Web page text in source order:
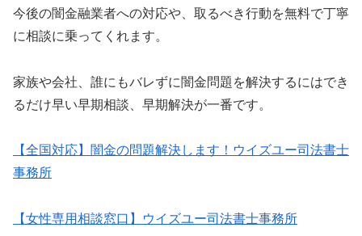
今後の闇金融業者への対応や、取るべき行動を無料で丁寧
に相談に乗ってくれます。
家族や会社、誰にもバレずに闇金問題を解決するにはでき
るだけ早い早期相談、早期解決が一番です。
【全国対応】闇金の問題解決します！ウイズユー司法書士
事務所
【女性専用相談窓口】ウイズユー司法書士事務所